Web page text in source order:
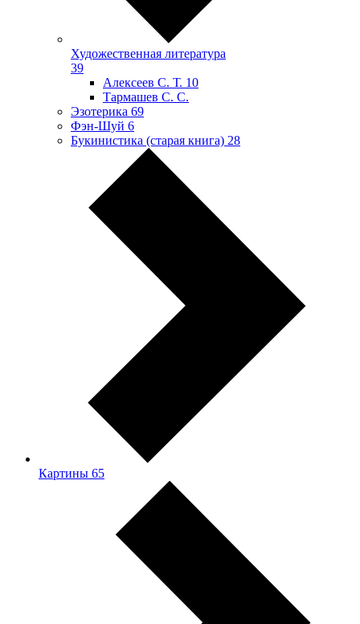
Художественная литература
39
Алексеев С. Т. 10
Тармашев С. С.
Эзотерика 69
Фэн-Шуй 6
Букинистика (старая книга) 28
Картины 65